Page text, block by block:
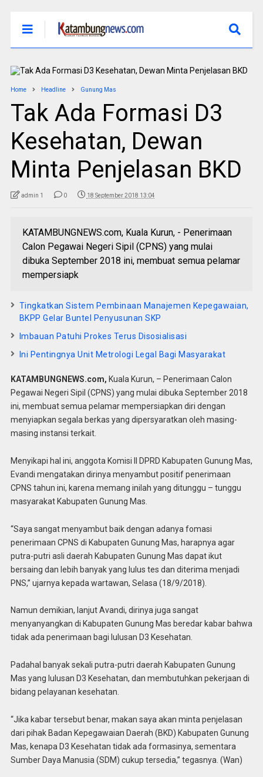
Home Headline Gunung Mas
Tak Ada Formasi D3
Kesehatan, Dewan
Minta Penjelasan BKD
admin 1 0 18 September 2018 13:04
KATAMBUNGNEWS.com, Kuala Kurun, - Penerimaan
Calon Pegawai Negeri Sipil (CPNS) yang mulai
dibuka September 2018 ini, membuat semua pelamar
mempersiapk
Tingkatkan Sistem Pembinaan Manajemen Kepegawaian,
BKPP Gelar Buntel Penyusunan SKP
Imbauan Patuhi Prokes Terus Disosialisasi
Ini Pentingnya Unit Metrologi Legal Bagi Masyarakat
KATAMBUNGNEWS.com, Kuala Kurun, – Penerimaan Calon
Pegawai Negeri Sipil (CPNS) yang mulai dibuka September 2018
ini, membuat semua pelamar mempersiapkan diri dengan
menyiapkan segala berkas yang dipersyaratkan oleh masing-
masing instansi terkait.
Menyikapi hal ini, anggota Komisi II DPRD Kabupaten Gunung Mas,
Evandi mengatakan dirinya menyambut positif penerimaan
CPNS tahun ini, karena memang inilah yang ditunggu – tunggu
masyarakat Kabupaten Gunung Mas.
“Saya sangat menyambut baik dengan adanya fomasi
penerimaan CPNS di Kabupaten Gunung Mas, harapnya agar
putra-putri asli daerah Kabupaten Gunung Mas dapat ikut
bersaing dan lebih banyak yang lulus tes dan diterima menjadi
PNS,” ujarnya kepada wartawan, Selasa (18/9/2018).
Namun demikian, lanjut Avandi, dirinya juga sangat
menyanyangkan di Kabupaten Gunung Mas beredar kabar bahwa
tidak ada penerimaan bagi lulusan D3 Kesehatan.
Padahal banyak sekali putra-putri daerah Kabupaten Gunung
Mas yang lulusan D3 Kesehatan, dan membutuhkan pekerjaan di
bidang pelayanan kesehatan.
“Jika kabar tersebut benar, makan saya akan minta penjelasan
dari pihak Badan Kepegawaian Daerah (BKD) Kabupaten Gunung
Mas, kenapa D3 Kesehatan tidak ada formasinya, sementara
Sumber Daya Manusia (SDM) cukup tersedia,” tegasnya. (Wan)